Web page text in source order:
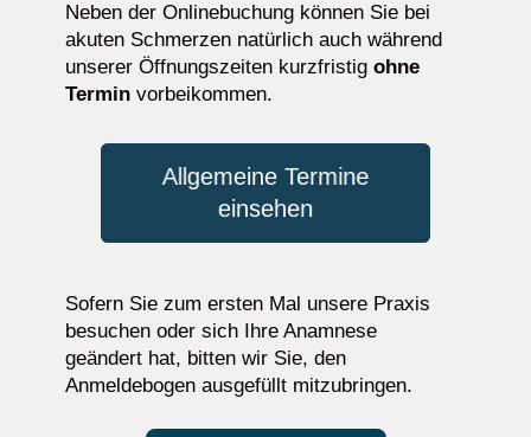
Neben der Onlinebuchung können Sie bei
akuten Schmerzen natürlich auch während
unserer Öffnungszeiten kurzfristig ohne
Termin vorbeikommen.
Allgemeine Termine
einsehen
Sofern Sie zum ersten Mal unsere Praxis
besuchen oder sich Ihre Anamnese
geändert hat, bitten wir Sie, den
Anmeldebogen ausgefüllt mitzubringen.